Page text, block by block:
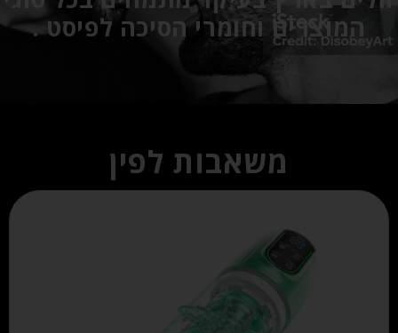
המוצרים וחומרי הסיכה לפיסט .
משאבות לפין